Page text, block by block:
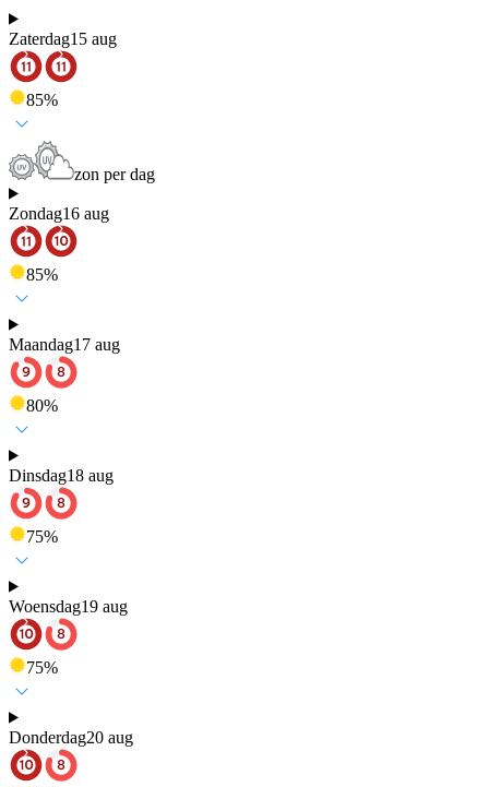
Zaterdag15 aug
85%
zon per dag
Zondag16 aug
85%
Maandag17 aug
80%
Dinsdag18 aug
75%
Woensdag19 aug
75%
Donderdag20 aug